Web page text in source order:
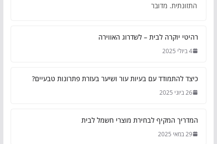
התזונתית. מדובר
רהיטי יוקרה לבית – לשדרוג האווירה
4 ביולי 2025
כיצד להתמודד עם בעיות עור ושיער בעזרת פתרונות טבעיים?
26 ביוני 2025
המדריך המקיף לבחירת מוצרי חשמל לבית
29 במאי 2025